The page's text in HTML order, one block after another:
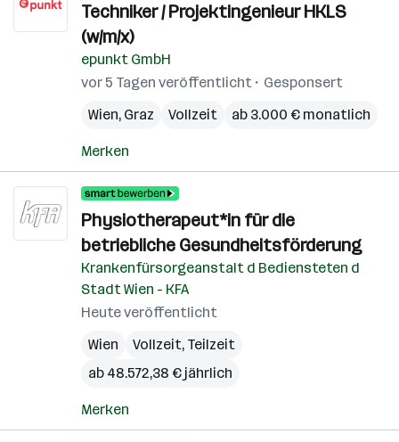
Techniker / Projektingenieur HKLS
(w/m/x)
epunkt GmbH
vor 5 Tagen veröffentlicht
Gesponsert
Wien, Graz Vollzeit ab 3.000 € monatlich
Merken
Physiotherapeut*in für die
betriebliche Gesundheitsförderung
Krankenfürsorgeanstalt d Bediensteten d
Stadt Wien - KFA
Heute veröffentlicht
Wien
Vollzeit, Teilzeit
ab 48.572,38 € jährlich
Merken